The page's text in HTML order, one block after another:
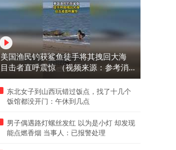
美国渔民钓获鲨鱼徒手将其拽回大海
目击者直呼震惊 （视频来源：参考消
息）
东北女子到山西玩错过饭点，找了十几个
饭馆都没开门：午休到几点
男子偶遇路灯螺丝发红 以为是小灯 却发现
能点燃香烟 当事人：已报警处理